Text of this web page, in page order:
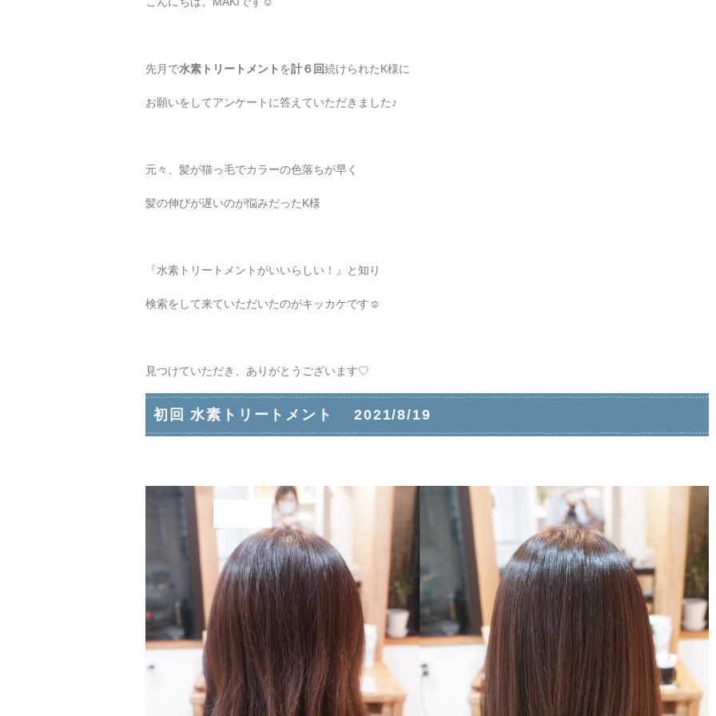
先月で水素トリートメント を計６回続けられたK様に
お願いをしてアンケートに答えていただきました♪
元々、髪が猫っ毛でカラーの色落ちが早く
髪の伸びが遅いのが悩みだったK様
『水素トリートメントがいいらしい！』と知り
検索をして来ていただいたのがキッカケです☺︎
見つけていただき、ありがとうございます♡
初回 水素トリートメント 2021/8/19